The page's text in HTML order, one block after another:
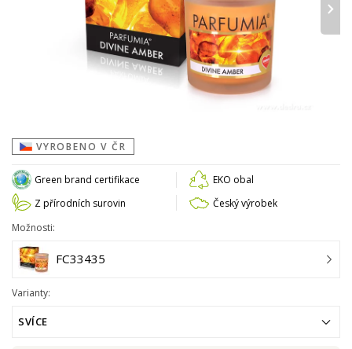
›
VYROBENO V ČR
Green brand certifikace
EKO obal
Z přírodních surovin
Český výrobek
Možnosti:
FC33435
Varianty:
SVÍCE